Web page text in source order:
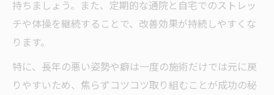
持ちましょう。また、定期的な通院と自宅でのストレッ
チや体操を継続することで、改善効果が持続しやすくな
ります。
特に、長年の悪い姿勢や癖は一度の施術だけでは元に戻
りやすいため、焦らずコツコツ取り組むことが成功の秘